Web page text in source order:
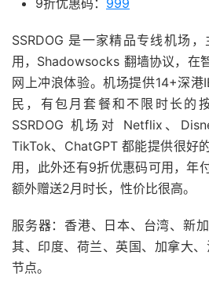
9折优惠码： 999
SSRDOG 是一家精品专线机场
用，Shadowsocks 翻墙协议，在
网上冲浪体验。机场提供14+深港
民，有包月套餐和不限时长的
SSRDOG 机场对 Netflix、
TikTok、ChatGPT 都能提供很好
用，此外还有9折优惠码可用，年
额外赠送2月时长，性价比很高。
服务器：香港、日本、台湾、新
其、印度、荷兰、英国、加拿大
节点。